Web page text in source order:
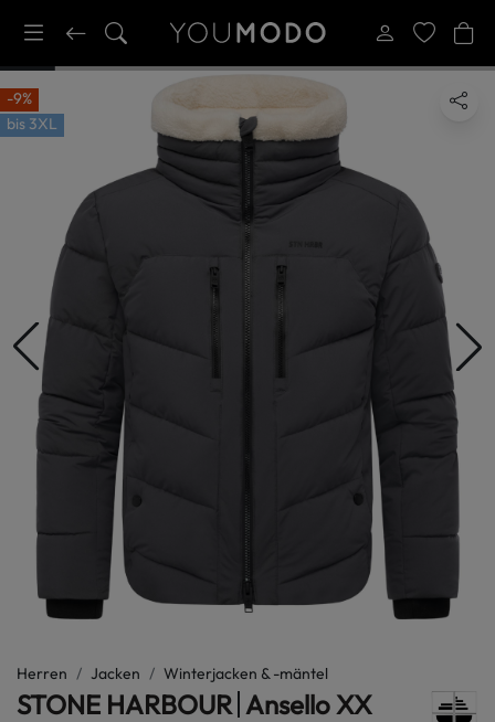
-9%
bis 3XL
Herren Jacken Winterjacken & -mäntel
STONE HARBOUR Ansello XX